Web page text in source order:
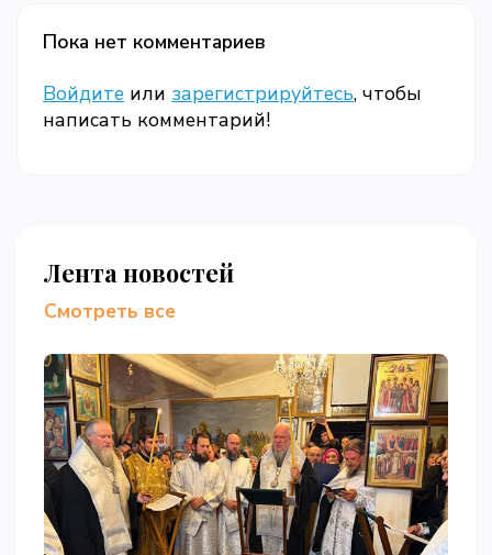
Пока нет комментариев
Войдите или зарегистрируйтесь, чтобы
написать комментарий!
Лента новостей
Смотреть все